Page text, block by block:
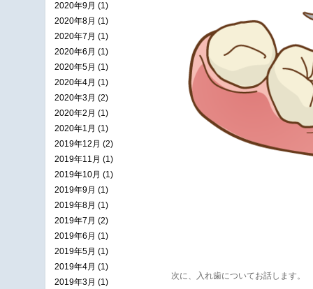
次に、入れ歯についてお話します。
2020年9月 (1)
2020年8月 (1)
2020年7月 (1)
2020年6月 (1)
2020年5月 (1)
2020年4月 (1)
2020年3月 (2)
2020年2月 (1)
2020年1月 (1)
2019年12月 (2)
2019年11月 (1)
2019年10月 (1)
2019年9月 (1)
2019年8月 (1)
2019年7月 (2)
2019年6月 (1)
2019年5月 (1)
2019年4月 (1)
2019年3月 (1)